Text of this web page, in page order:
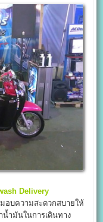
Delivery
ความสะดวกสบายให้
น้ำมันในการเดินทาง